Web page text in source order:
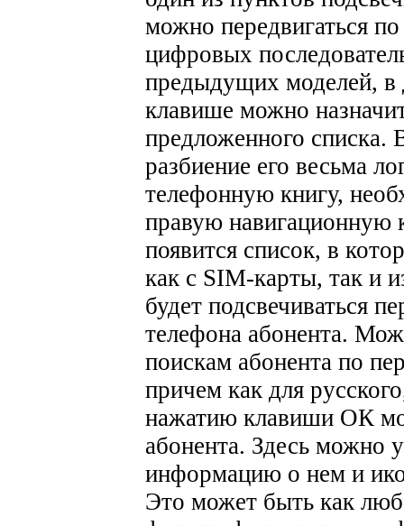
можно передвигаться
цифровых
предыдущих моделей, в
клавише можно
предложенного
разбиение его весьма
телефонную книгу,
правую навигационную
появится список, в
как с SIM-карты, так и
будет подсвечиваться
телефона абонента.
поискам абонента по
причем как для
нажатию клавиши ОК
абонента. Здесь можно
информацию о нем и
Это может быть как